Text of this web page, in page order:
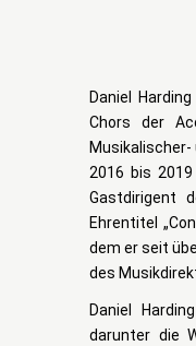
Daniel
Chors der
Musikalischer-
2016 bis
Gastdirigent
Ehrentitel
dem er seit
des
Daniel
darunter die